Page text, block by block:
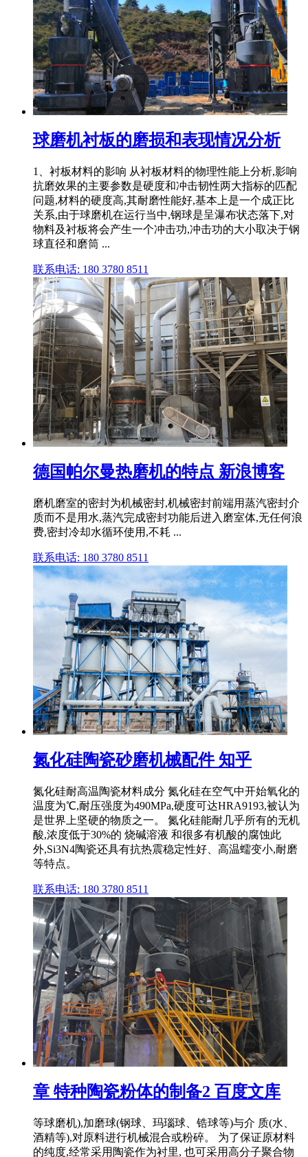
球磨机衬板的磨损和表现情况分析
1、衬板材料的影响 从衬板材料的物理性能上分析,影响
抗磨效果的主要参数是硬度和冲击韧性两大指标的匹配
问题,材料的硬度高,其耐磨性能好,基本上是一个成正比
关系,由于球磨机在运行当中,钢球是呈瀑布状态落下,对
物料及衬板将会产生一个冲击功,冲击功的大小取决于钢
球直径和磨筒 ...
联系电话: 180 3780 8511
德国帕尔曼热磨机的特点 新浪博客
磨机磨室的密封为机械密封,机械密封前端用蒸汽密封介
质而不是用水,蒸汽完成密封功能后进入磨室体,无任何浪
费,密封冷却水循环使用,不耗 ...
联系电话: 180 3780 8511
氮化硅陶瓷砂磨机械配件 知乎
氮化硅耐高温陶瓷材料成分 氮化硅在空气中开始氧化的
温度为℃,耐压强度为490MPa,硬度可达HRA9193,被认为
是世界上坚硬的物质之一。 氮化硅能耐几乎所有的无机
酸,浓度低于30%的 烧碱溶液 和很多有机酸的腐蚀此
外,Si3N4陶瓷还具有抗热震稳定性好、高温蠕变小,耐磨
等特点。
联系电话: 180 3780 8511
章 特种陶瓷粉体的制备2 百度文库
等球磨机),加磨球(钢球、玛瑙球、锆球等)与介 质(水、
酒精等),对原料进行机械混合或粉碎。 为了保证原材料
的纯度,经常采用陶瓷作为衬里, 也可采用高分子聚合物